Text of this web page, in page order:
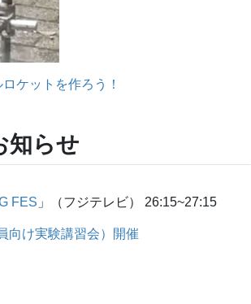
ケットを作ろう！
知らせ
FES 」（フジテレビ） 26:15~27:15
向け実験講習会）開催